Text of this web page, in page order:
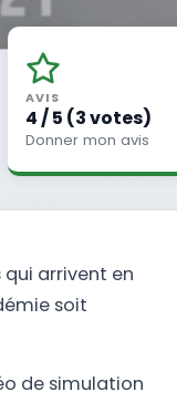
AVIS
4 / 5 (3 votes)
Donner mon avis
arrivent en
soit
de simulation